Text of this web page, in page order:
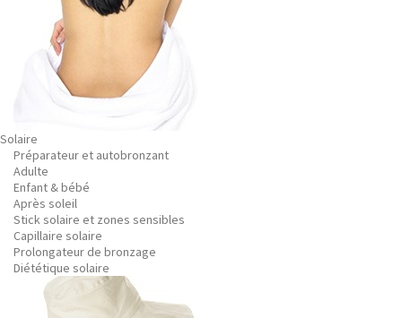
Solaire
Préparateur et autobronzant
Adulte
Enfant & bébé
Après soleil
Stick solaire et zones sensibles
Capillaire solaire
Prolongateur de bronzage
Diététique solaire